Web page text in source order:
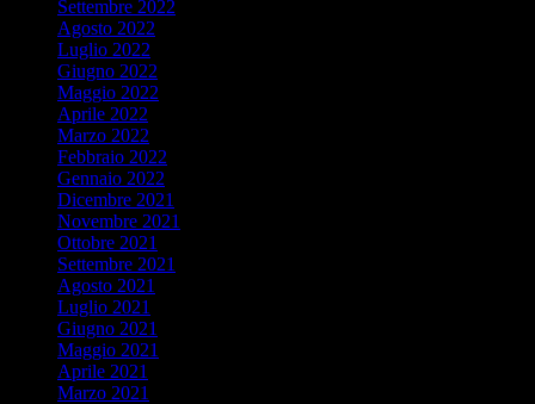
Settembre 2022
Agosto 2022
Luglio 2022
Giugno 2022
Maggio 2022
Aprile 2022
Marzo 2022
Febbraio 2022
Gennaio 2022
Dicembre 2021
Novembre 2021
Ottobre 2021
Settembre 2021
Agosto 2021
Luglio 2021
Giugno 2021
Maggio 2021
Aprile 2021
Marzo 2021